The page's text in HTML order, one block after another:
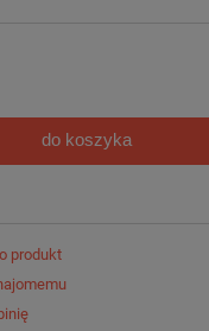
do koszyka
produkt